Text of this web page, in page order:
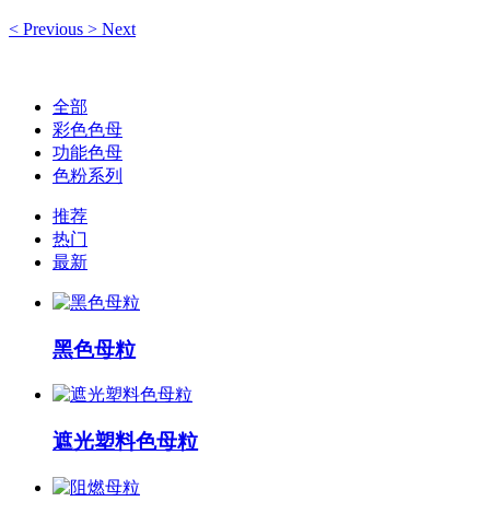
< Previous > Next
全部
彩色色母
功能色母
色粉系列
推荐
热门
最新
黑色母粒
遮光塑料色母粒